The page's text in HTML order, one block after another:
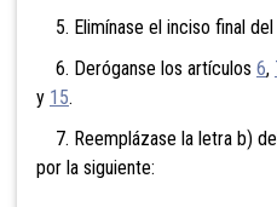
5. Elimínase el inciso final del
6. Deróganse los artículos 6,
y 15.
7. Reemplázase la letra b)
por la siguiente: